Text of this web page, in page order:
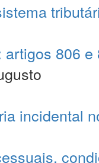
artigos 806
incidental